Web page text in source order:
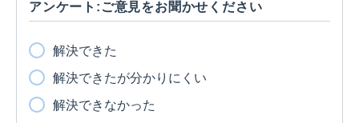
アンケート:ご意見をお聞かせください
解決できた
解決できたが分かりにくい
解決できなかった